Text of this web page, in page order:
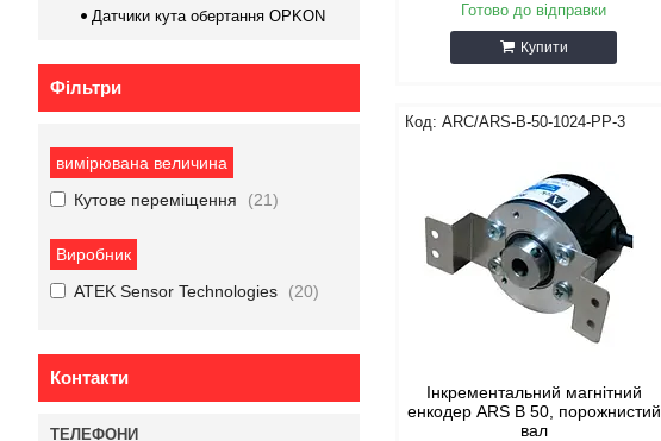
Готово до відправки
Купити
ARC/ARS-B-50-1024-PP-3
Інкрементальний магнітний
енкодер ARS B 50, порожнистий
вал
Датчики кута обертання OPKON
Фільтри
вимірювана величина
Кутове переміщення
21
Виробник
ATEK Sensor Technologies
20
Контакти